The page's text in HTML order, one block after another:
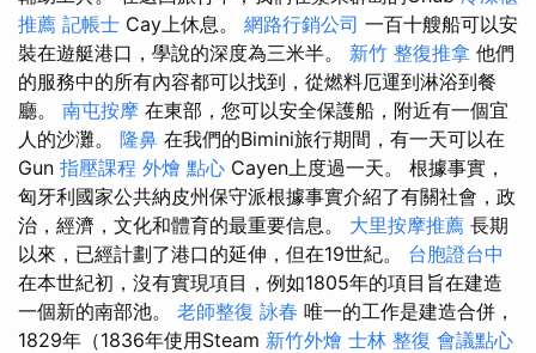
推薦 記帳士 Cay上休息。 網路行銷公司 一百十艘船可以安
裝在遊艇港口，學說的深度為三米半。 新竹 整復推拿 他們
的服務中的所有內容都可以找到，從燃料厄運到淋浴到餐
廳。 南屯按摩 在東部，您可以安全保護船，附近有一個宜
人的沙灘。 隆鼻 在我們的Bimini旅行期間，有一天可以在
Gun 指壓課程 外燴 點心 Cayen上度過一天。 根據事實，
匈牙利國家公共納皮州保守派根據事實介紹了有關社會，政
治，經濟，文化和體育的最重要信息。 大里按摩推薦 長期
以來，已經計劃了港口的延伸，但在19世紀。 台胞證台中
在本世紀初，沒有實現項目，例如1805年的項目旨在建造
一個新的南部池。 老師整復 詠春 唯一的工作是建造合併，
1829年（1836年使用Steam 新竹外燴 士林 整復 會議點心